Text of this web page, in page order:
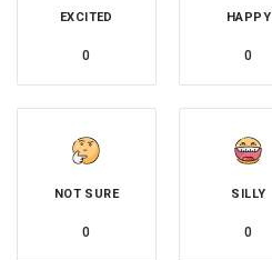
EXCITED
0
HAPPY
0
NOT SURE
0
SILLY
0